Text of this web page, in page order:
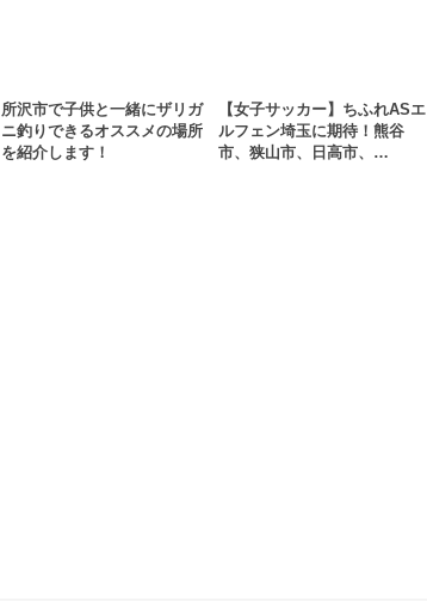
所沢市で子供と一緒にザリガ
ニ釣りできるオススメの場所
を紹介します！
【女子サッカー】ちふれASエ
ルフェン埼玉に期待！熊谷
市、狭山市、日高市、…